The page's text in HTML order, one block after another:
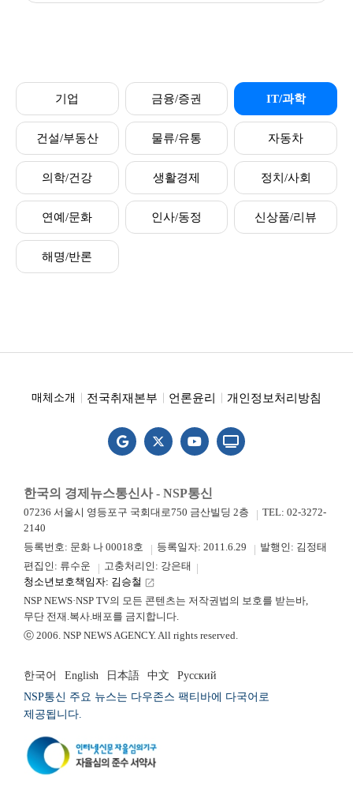
기업 금융/증권 IT/과학
건설/부동산 물류/유통 자동차
의학/건강 생활경제 정치/사회
연예/문화 인사/동정 신상품/리뷰
해명/반론
매체소개 전국취재본부 언론윤리 개인정보처리방침
한국의 경제뉴스통신사 - NSP통신
07236 서울시 영등포구 국회대로750 금산빌딩 2층
TEL: 02-3272-
2140
등록번호: 문화 나 00018호
등록일자: 2011.6.29
발행인: 김정태
편집인: 류수운
고충처리인: 강은태
청소년보호책임자: 김승철 launch
NSP NEWS·NSP TV의 모든 콘텐츠는 저작권법의 보호를 받는바,
무단 전재.복사.배포를 금지합니다.
ⓒ 2006. NSP NEWS AGENCY. All rights reserved.
한국어 English 日本語 中文
Русский
NSP통신 주요 뉴스는 다우존스 팩티바에 다국어로
제공됩니다.